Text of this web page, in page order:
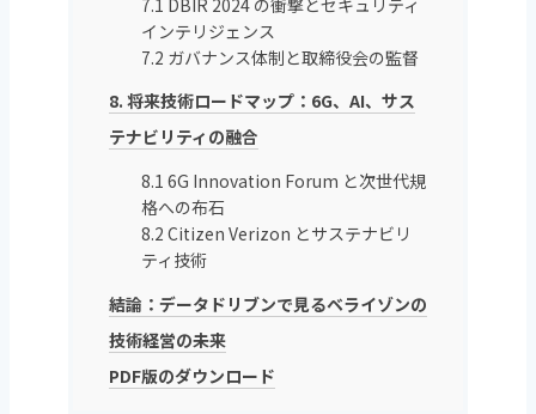
インテリジェンス
7.2 ガバナンス体制と取締役会の監督
8. 将来技術ロードマップ：6G、AI、サス
テナビリティの融合
8.1 6G Innovation Forum と次世代規
格への布石
8.2 Citizen Verizon とサステナビリ
ティ技術
結論：データドリブンで見るベライゾンの
技術経営の未来
PDF版のダウンロード